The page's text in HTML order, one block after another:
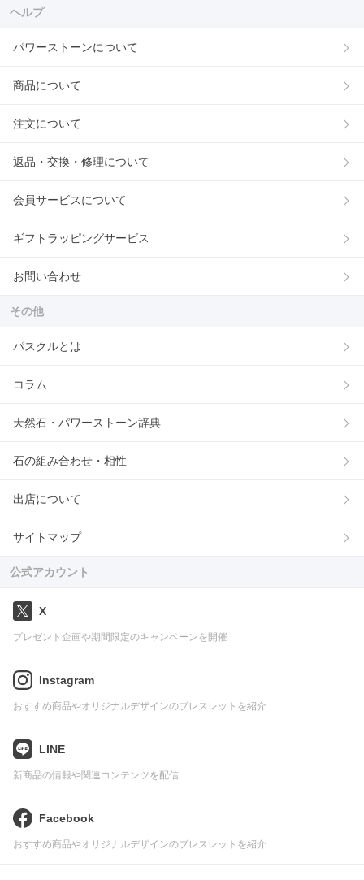
ヘルプ
パワーストーンについて
商品について
注文について
返品・交換・修理について
会員サービスについて
ギフトラッピングサービス
お問い合わせ
その他
パスクルとは
コラム
天然石・パワーストーン辞典
石の組み合わせ・相性
出店について
サイトマップ
公式アカウント
X
プレゼント企画や期間限定のキャンペーンを開催
Instagram
おすすめ商品やオリジナルデザインのブレスレットを紹介
LINE
新商品の情報や関連コンテンツを配信
Facebook
おすすめ商品やオリジナルデザインのブレスレットを紹介